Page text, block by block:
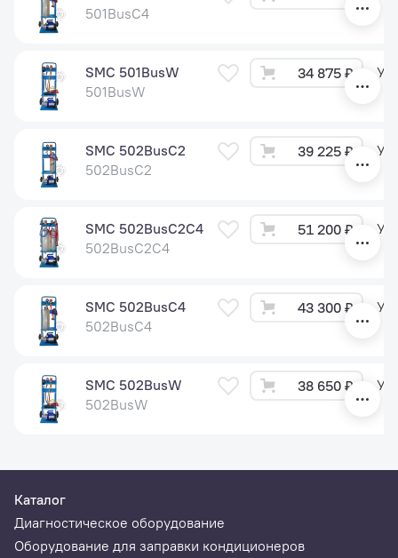
501BusC4
SMC 501BusW
501BusW
34 875 ₽
SMC 502BusC2
502BusC2
39 225 ₽
SMC 502BusC2C4
502BusC2C4
51 200 ₽
SMC 502BusC4
502BusC4
43 300 ₽
SMC 502BusW
502BusW
38 650 ₽
Каталог
Диагностическое оборудование
Оборудование для заправки кондиционеров